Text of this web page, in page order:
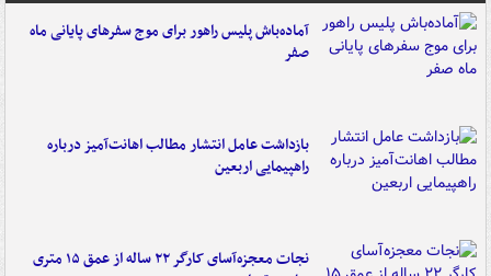
آماده‌باش پلیس راهور برای موج سفرهای پایانی ماه
صفر
بازداشت عامل انتشار مطالب اهانت‌آمیز درباره
راهپیمایی اربعین
نجات معجزه‌آسای کارگر ۲۲ ساله از عمق ۱۵ متری